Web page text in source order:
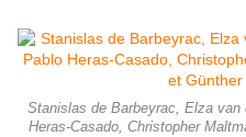
Stanislas de Barbeyrac, Elza van
Heras-Casado, Christopher